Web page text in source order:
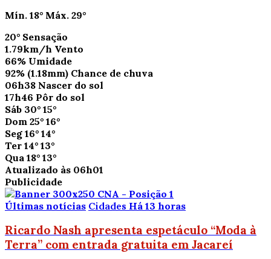
Mín. 18° Máx. 29°
20° Sensação
1.79km/h Vento
66% Umidade
92% (1.18mm) Chance de chuva
06h38 Nascer do sol
17h46 Pôr do sol
Sáb 30° 15°
Dom 25° 16°
Seg 16° 14°
Ter 14° 13°
Qua 18° 13°
Atualizado às 06h01
Publicidade
Últimas notícias Cidades Há 13 horas
Ricardo Nash apresenta espetáculo “Moda à
Terra” com entrada gratuita em Jacareí